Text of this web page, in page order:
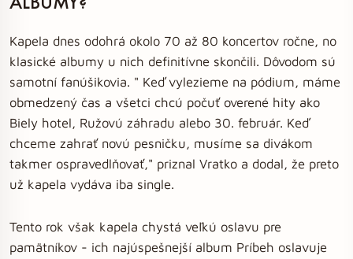
Kapela dnes odohrá okolo 70 až 80 koncertov ročne, no
klasické albumy u nich definitívne skončili. Dôvodom sú
samotní fanúšikovia. " Keď vylezieme na pódium, máme
obmedzený čas a všetci chcú počuť overené hity ako
Biely hotel, Ružovú záhradu alebo 30. február. Keď
chceme zahrať novú pesničku, musíme sa divákom
takmer ospravedlňovať," priznal Vratko a dodal, že preto
už kapela vydáva iba single.
Tento rok však kapela chystá veľkú oslavu pre
pamätníkov - ich najúspešnejší album Príbeh oslavuje